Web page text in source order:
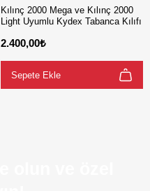
Kılınç 2000 Mega ve Kılınç 2000
Light Uyumlu Kydex Tabanca Kılıfı
2.400,00₺
Sepete Ekle